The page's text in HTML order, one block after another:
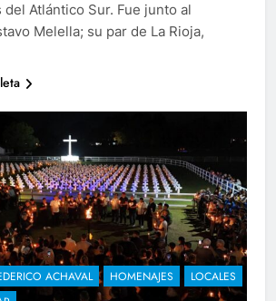
Atlántico Sur. Fue junto al
Melella; su par de La Rioja,
ACHAVAL HOMENAJES
LOCALES